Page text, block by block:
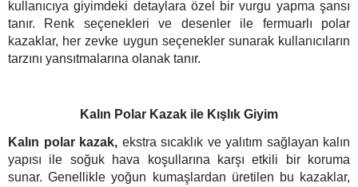
kullanıcıya giyimdeki detaylara özel bir vurgu yapma şansı
tanır. Renk seçenekleri ve desenler ile fermuarlı polar
kazaklar, her zevke uygun seçenekler sunarak kullanıcıların
tarzını yansıtmalarına olanak tanır.
Kalın Polar Kazak ile Kışlık Giyim
Kalın polar kazak, ekstra sıcaklık ve yalıtım sağlayan kalın
yapısı ile soğuk hava koşullarına karşı etkili bir koruma
sunar. Genellikle yoğun kumaşlardan üretilen bu kazaklar,